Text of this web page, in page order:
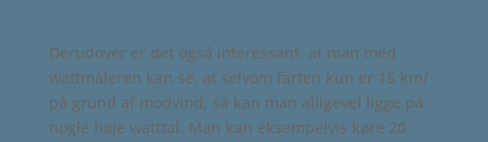
Derudover er det også interessant, at man med
wattmåleren kan se, at selvom farten kun er 15 km/
på grund af modvind, så kan man alligevel ligge på
nogle høje watttal. Man kan eksempelvis køre 20